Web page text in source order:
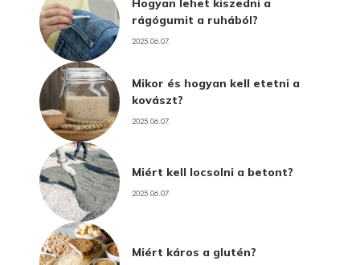
Hogyan lehet kiszedni a
rágógumit a ruhából?
2025.06.07.
Mikor és hogyan kell etetni a
kovászt?
2025.06.07.
Miért kell locsolni a betont?
2025.06.07.
Miért káros a glutén?